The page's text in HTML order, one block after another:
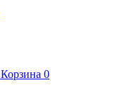
Корзина 0